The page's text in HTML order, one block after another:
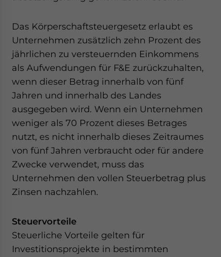
Das Körperschaftsteuergesetz erlaubt es
Unternehmen zusätzlich zehn Prozent des
jährlichen zu versteuernden Einkommens
als Aufwendungen für F&E zurückzuhalten,
wenn dieser Betrag innerhalb von fünf
Jahren und innerhalb des Landes
ausgegeben wird. Wenn ein Unternehmen
weniger als 70 Prozent dieses Betrages
nutzt, es nicht innerhalb dieses Zeitraumes
von fünf Jahren verbraucht oder für andere
Zwecke verwendet, muss das
Unternehmen den vollen Steuerbetrag plus
Zinsen nachzahlen.
Steuervorteile
Steuerliche Vorteile gelten für
Investitionsprojekte in bestimmten